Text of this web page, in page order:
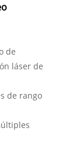
de
láser de
de rango